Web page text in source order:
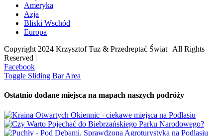
Ameryka
Azja
Bliski Wschód
Europa
Copyright 2024 Krzysztof Tuz & Przedreptać Świat | All Rights
Reserved |
Facebook
Toggle Sliding Bar Area
Ostatnio dodane miejsca na mapach naszych podróży